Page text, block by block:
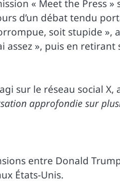
« Meet the Press
d’un débat tendu
soit stupide »,
assez », puis en
sur le réseau social
approfondie sur
entre Donald
États-Unis.